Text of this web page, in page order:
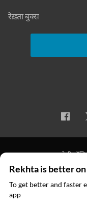
रेख़्ता बुक्स
प्राइवेसी
© 2026
Rekhta is better
To get better and faster
app